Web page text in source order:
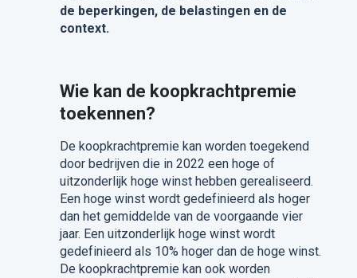
de beperkingen, de belastingen en de
context.
Wie kan de koopkrachtpremie
toekennen?
De koopkrachtpremie kan worden toegekend
door bedrijven die in 2022 een hoge of
uitzonderlijk hoge winst hebben gerealiseerd.
Een hoge winst wordt gedefinieerd als hoger
dan het gemiddelde van de voorgaande vier
jaar. Een uitzonderlijk hoge winst wordt
gedefinieerd als 10% hoger dan de hoge winst.
De koopkrachtpremie kan ook worden